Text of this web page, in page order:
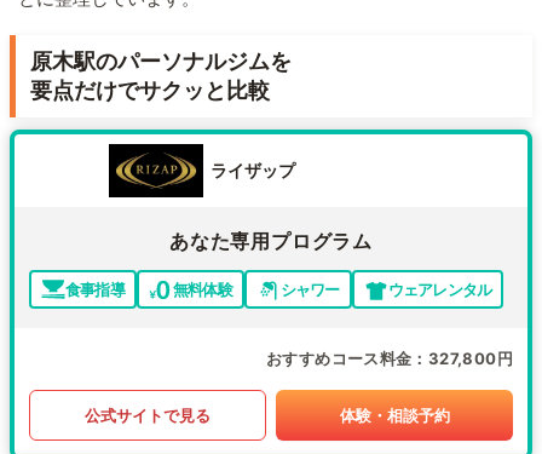
原木駅のパーソナルジムを
要点だけでサクッと比較
ライザップ
あなた専用プログラム
食事指導 無料体験 シャワー ウェアレンタル
おすすめコース料金 327,800円
公式サイトで見る 体験・相談予約